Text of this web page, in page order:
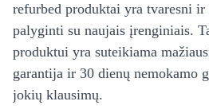
refurbed produktai yra tvaresni
palyginti su naujais įrenginiais.
produktui yra suteikiama
garantija ir 30 dienų nemokamo
jokių klausimų.